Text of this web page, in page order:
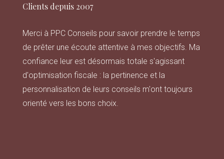
Clients depuis 2007
Merci à PPC Conseils pour savoir prendre le temps
de prêter une écoute attentive à mes objectifs. Ma
confiance leur est désormais totale s'agissant
d'optimisation fiscale : la pertinence et la
personnalisation de leurs conseils m'ont toujours
orienté vers les bons choix.